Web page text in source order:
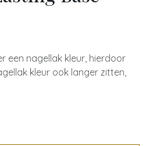
een nagellak kleur, hierdoor
kleur ook langer zitten,